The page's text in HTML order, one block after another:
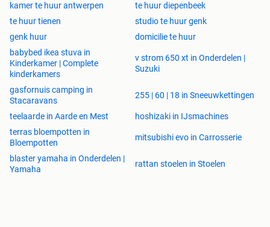
kamer te huur antwerpen
te huur diepenbeek
te huur tienen
studio te huur genk
genk huur
domicilie te huur
babybed ikea stuva in
Kinderkamer | Complete
kinderkamers
v strom 650 xt in Onderdelen |
Suzuki
gasfornuis camping in
Stacaravans
255 | 60 | 18 in Sneeuwkettingen
teelaarde in Aarde en Mest
hoshizaki in IJsmachines
terras bloempotten in
Bloempotten
mitsubishi evo in Carrosserie
blaster yamaha in Onderdelen |
Yamaha
rattan stoelen in Stoelen